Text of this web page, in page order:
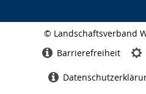
© Landschaftsverband
Barrierefreiheit